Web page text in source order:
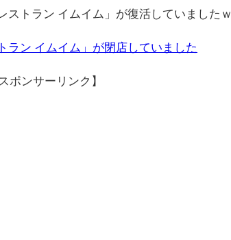
ストラン イムイム」が復活していましたｗ
ラン イムイム」が閉店していました
ポンサーリンク】